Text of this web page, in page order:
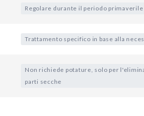
Regolare durante il periodo
Trattamento specifico in base alla
Non richiede potature, solo per
parti secche